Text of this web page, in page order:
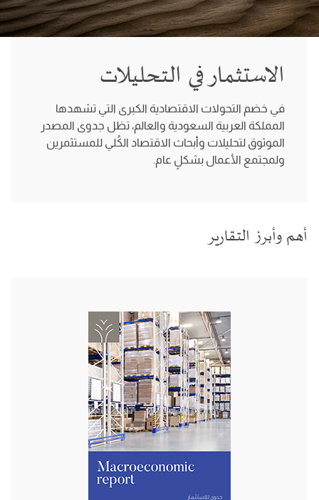
الاستثمار في التحليلات
في خضم التحولات الاقتصادية الكبرى التي تشهدها
المملكة العربية السعودية والعالم، تظل جدوى المصدر
الموثوق لتحليلات وأبحاث الاقتصاد الكُلي للمستثمرين
ولمجتمع الأعمال بشكلٍ عام.
أهم وأبرز التقارير